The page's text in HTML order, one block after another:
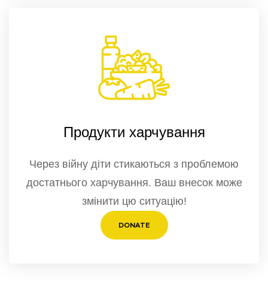
Продукти харчування
Через війну діти стикаються з проблемою
достатнього харчування. Ваш внесок може
змінити цю ситуацію!
DONATE